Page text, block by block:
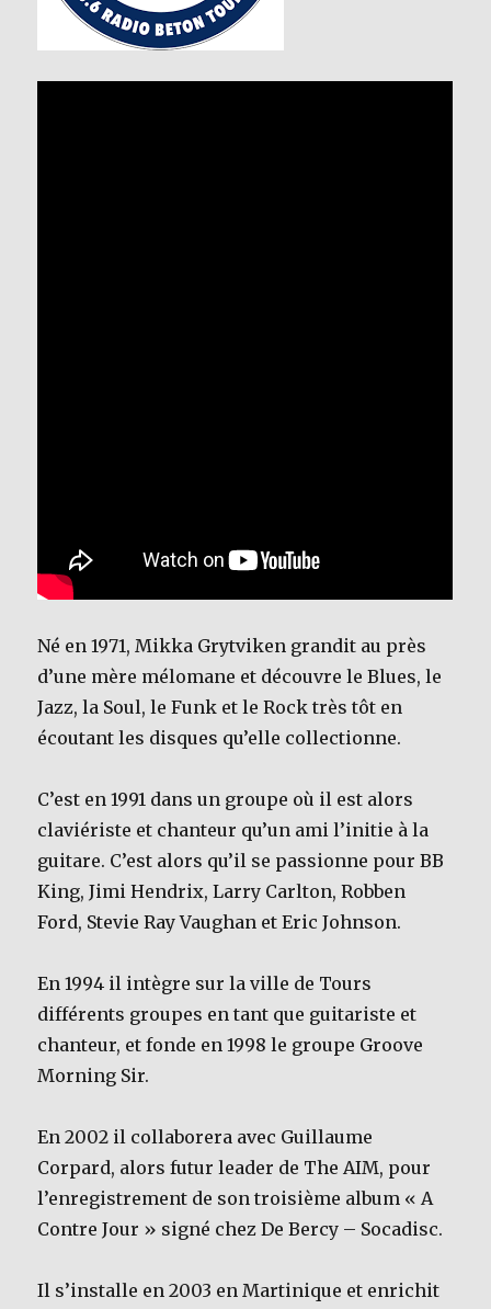
Né en 1971, Mikka Grytviken grandit au près
d’une mère mélomane et découvre le Blues, le
Jazz, la Soul, le Funk et le Rock très tôt en
écoutant les disques qu’elle collectionne.
C’est en 1991 dans un groupe où il est alors
claviériste et chanteur qu’un ami l’initie à la
guitare. C’est alors qu’il se passionne pour BB
King, Jimi Hendrix, Larry Carlton, Robben
Ford, Stevie Ray Vaughan et Eric Johnson.
En 1994 il intègre sur la ville de Tours
différents groupes en tant que guitariste et
chanteur, et fonde en 1998 le groupe Groove
Morning Sir.
En 2002 il collaborera avec Guillaume
Corpard, alors futur leader de The AIM, pour
l’enregistrement de son troisième album « A
Contre Jour » signé chez De Bercy – Socadisc.
Il s’installe en 2003 en Martinique et enrichit